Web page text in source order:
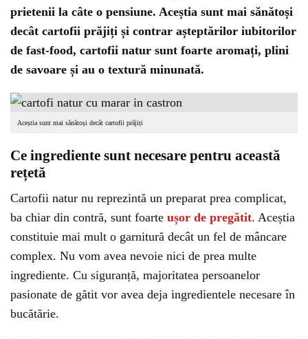
prietenii la câte o pensiune. Aceștia sunt mai sănătoși
decât cartofii prăjiți și contrar așteptărilor iubitorilor
de fast-food, cartofii natur sunt foarte aromați, plini
de savoare și au o textură minunată.
Aceștia sunt mai sănătoși decât cartofii prăjiți
Ce ingrediente sunt necesare pentru această
rețetă
Cartofii natur nu reprezintă un preparat prea complicat,
ba chiar din contră, sunt foarte ușor de pregătit. Aceștia
constituie mai mult o garnitură decât un fel de mâncare
complex. Nu vom avea nevoie nici de prea multe
ingrediente. Cu siguranță, majoritatea persoanelor
pasionate de gătit vor avea deja ingredientele necesare în
bucătărie.